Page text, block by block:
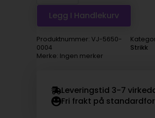
360
Ullbroderigarn
004
antall
Legg I Handlekurv
Produktnummer: VJ-5650-
0004
Strikk
Merke: Ingen merker
Leveringstid 3-7
Fri frakt på